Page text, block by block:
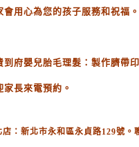
會用心為您的孩子服務和祝福。
到府嬰兒胎毛理髮：製作臍帶
家長來電預約。
店：新北市永和區永貞路129號。